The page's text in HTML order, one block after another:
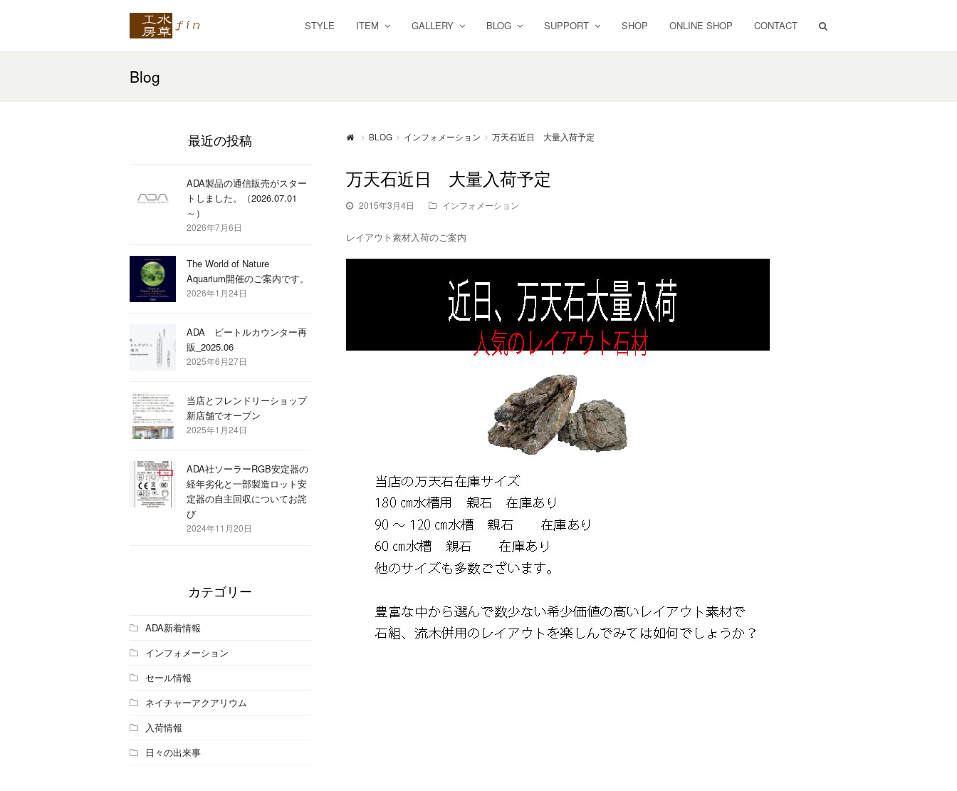
STYLE ITEM GALLERY BLOG SUPPORT SHOP ONLINE SHOP CONTACT
Blog
BLOG インフォメーション 万天石近日 大量入荷予定
万天石近日 大量入荷予定
2015年3月4日 インフォメーション
レイアウト素材入荷のご案内
最近の投稿
ADA製品の通信販売がスター
トしました。（2026.07.01
～）
2026年7月6日
The World of Nature
Aquarium開催のご案内です。
2026年1月24日
ADA ビートルカウンター再
販_2025.06
2025年6月27日
当店とフレンドリーショップ
新店舗でオープン
2025年1月24日
ADA社ソーラーRGB安定器の
経年劣化と一部製造ロット安
定器の自主回収についてお詫
び
2024年11月20日
カテゴリー
ADA新着情報
インフォメーション
セール情報
ネイチャーアクアリウム
入荷情報
日々の出来事